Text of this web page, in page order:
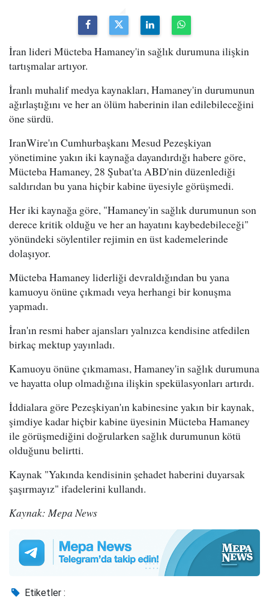
İran lideri Mücteba Hamaney'in sağlık durumuna ilişkin
tartışmalar artıyor.
İranlı muhalif medya kaynakları, Hamaney'in durumunun
ağırlaştığını ve her an ölüm haberinin ilan edilebileceğini
öne sürdü.
IranWire'ın Cumhurbaşkanı Mesud Pezeşkiyan
yönetimine yakın iki kaynağa dayandırdığı habere göre,
Mücteba Hamaney, 28 Şubat'ta ABD'nin düzenlediği
saldırıdan bu yana hiçbir kabine üyesiyle görüşmedi.
Her iki kaynağa göre, "Hamaney'in sağlık durumunun son
derece kritik olduğu ve her an hayatını kaybedebileceği"
yönündeki söylentiler rejimin en üst kademelerinde
dolaşıyor.
Mücteba Hamaney liderliği devraldığından bu yana
kamuoyu önüne çıkmadı veya herhangi bir konuşma
yapmadı.
İran'ın resmi haber ajansları yalnızca kendisine atfedilen
birkaç mektup yayınladı.
Kamuoyu önüne çıkmaması, Hamaney'in sağlık durumuna
ve hayatta olup olmadığına ilişkin spekülasyonları artırdı.
İddialara göre Pezeşkiyan'ın kabinesine yakın bir kaynak,
şimdiye kadar hiçbir kabine üyesinin Mücteba Hamaney
ile görüşmediğini doğrularken sağlık durumunun kötü
olduğunu belirtti.
Kaynak "Yakında kendisinin şehadet haberini duyarsak
şaşırmayız" ifadelerini kullandı.
Kaynak: Mepa News
Etiketler :